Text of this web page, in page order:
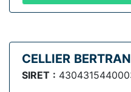
CELLIER
SIRET :